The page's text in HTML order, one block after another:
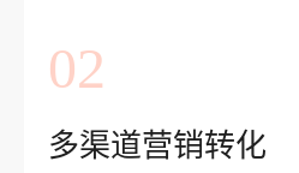
02
多渠道营销转化